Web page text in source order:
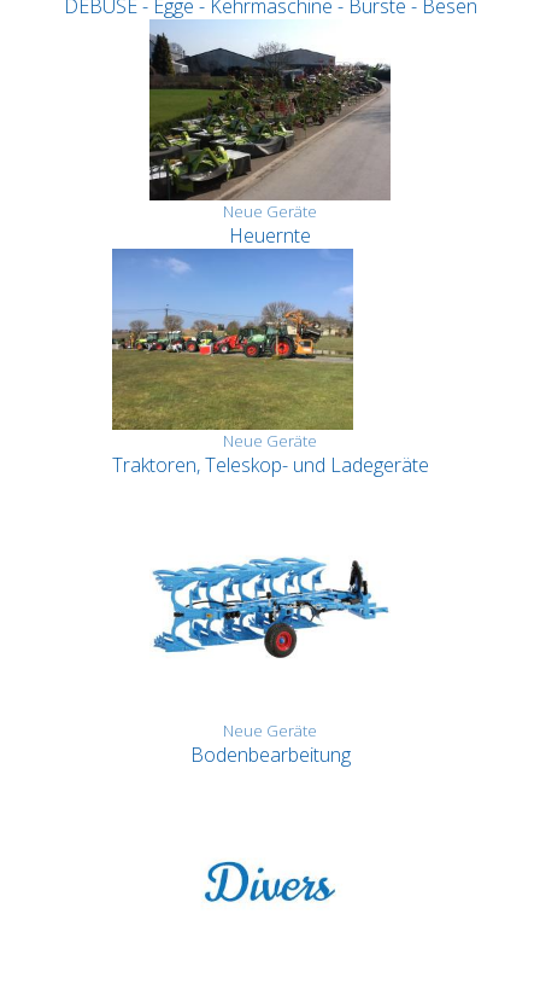
DEBUSE - Egge - Kehrmaschine - Bürste - Besen
Neue Geräte
Heuernte
Neue Geräte
Traktoren, Teleskop- und Ladegeräte
Neue Geräte
Bodenbearbeitung